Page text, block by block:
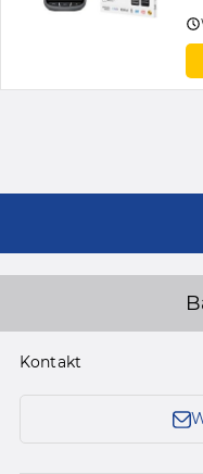
Kontakt